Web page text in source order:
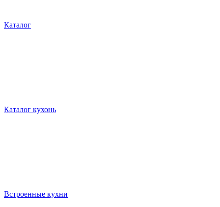
Каталог
Каталог кухонь
Встроенные кухни